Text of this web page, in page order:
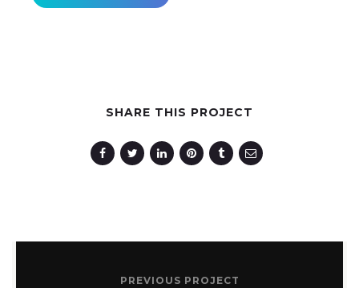
SHARE THIS PROJECT
PREVIOUS PROJECT